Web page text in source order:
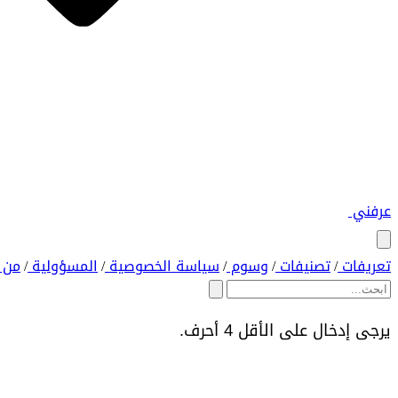
عرفني
تعريفات/ تصنيفات/ وسوم/ سياسة الخصوصية/ المسؤولية/
يرجى إدخال على الأقل 4 أحرف.